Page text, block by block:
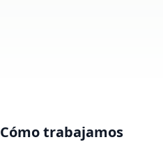
Cómo trabajamos